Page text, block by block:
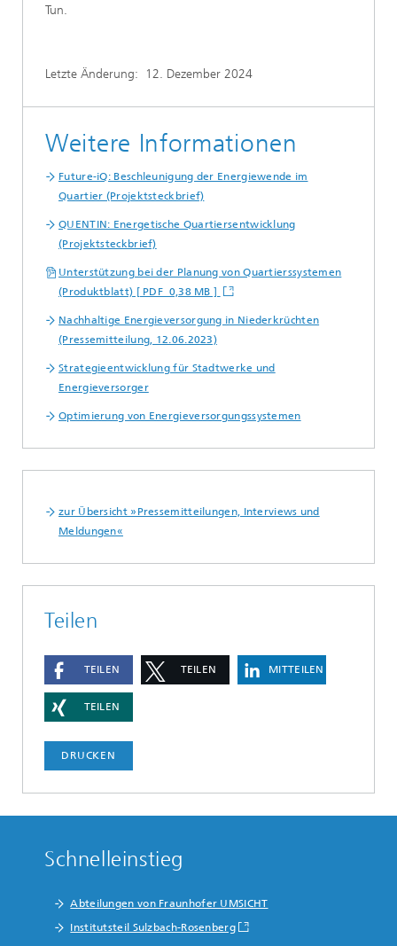
Tun.
Letzte Änderung: 12. Dezember 2024
Weitere Informationen
Future-iQ: Beschleunigung der Energiewende im
Quartier (Projektsteckbrief)
QUENTIN: Energetische Quartiersentwicklung
(Projektsteckbrief)
Unterstützung bei der Planung von Quartierssystemen
(Produktblatt) [ PDF 0,38 MB ]
Nachhaltige Energieversorgung in Niederkrüchten
(Pressemitteilung, 12.06.2023)
Strategieentwicklung für Stadtwerke und
Energieversorger
Optimierung von Energieversorgungssystemen
zur Übersicht »Pressemitteilungen, Interviews und
Meldungen«
Teilen
TEILEN TEILEN MITTEILEN
TEILEN
DRUCKEN
Schnelleinstieg
Abteilungen von Fraunhofer UMSICHT
Institutsteil Sulzbach-Rosenberg